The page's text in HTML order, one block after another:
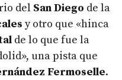
del San Diego de la
y otro que «hinca
de lo que fue la
una pista que
Fermoselle.